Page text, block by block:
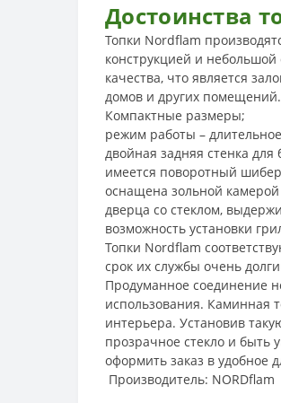
Достоинства
Топки Nordflam
конструкцией и
качества, что является
домов и других
Компактные размеры;
режим работы –
двойная задняя стенка
имеется поворотный
оснащена зольной
дверца со стеклом,
возможность установки
Топки Nordflam
срок их службы очень
Продуманное соединение
использования. Каминная
интерьера. Установив
прозрачное стекло и быть
оформить заказ в удобное
Производитель: NORDflam